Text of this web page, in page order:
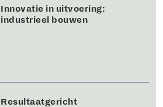
Innovatie in uitvoering:
industrieel bouwen
Resultaatgericht